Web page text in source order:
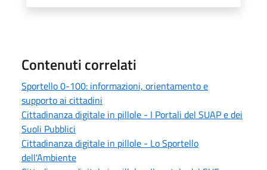
Contenuti correlati
Sportello 0-100: informazioni, orientamento e
supporto ai cittadini
Cittadinanza digitale in pillole - I Portali del SUAP e dei
Suoli Pubblici
Cittadinanza digitale in pillole - Lo Sportello
dell'Ambiente